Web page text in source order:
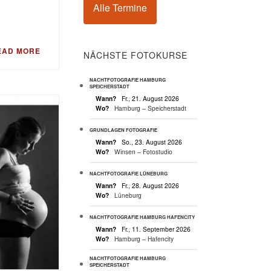
MORE
Alle Termine
NÄCHSTE FOTOKURSE
NACHTFOTOGRAFIE HAMBURG
SPEICHERSTADT
Wann?
Fr., 21. August 2026
Wo?
Hamburg – Speicherstadt
GRUNDLAGEN FOTOGRAFIE
Wann?
So., 23. August 2026
Wo?
Winsen – Fotostudio
NACHTFOTOGRAFIE LÜNEBURG
Wann?
Fr., 28. August 2026
Wo?
Lüneburg
NACHTFOTOGRAFIE HAMBURG HAFENCITY
Wann?
Fr., 11. September 2026
Wo?
Hamburg – Hafencity
NACHTFOTOGRAFIE HAMBURG
SPEICHERSTADT